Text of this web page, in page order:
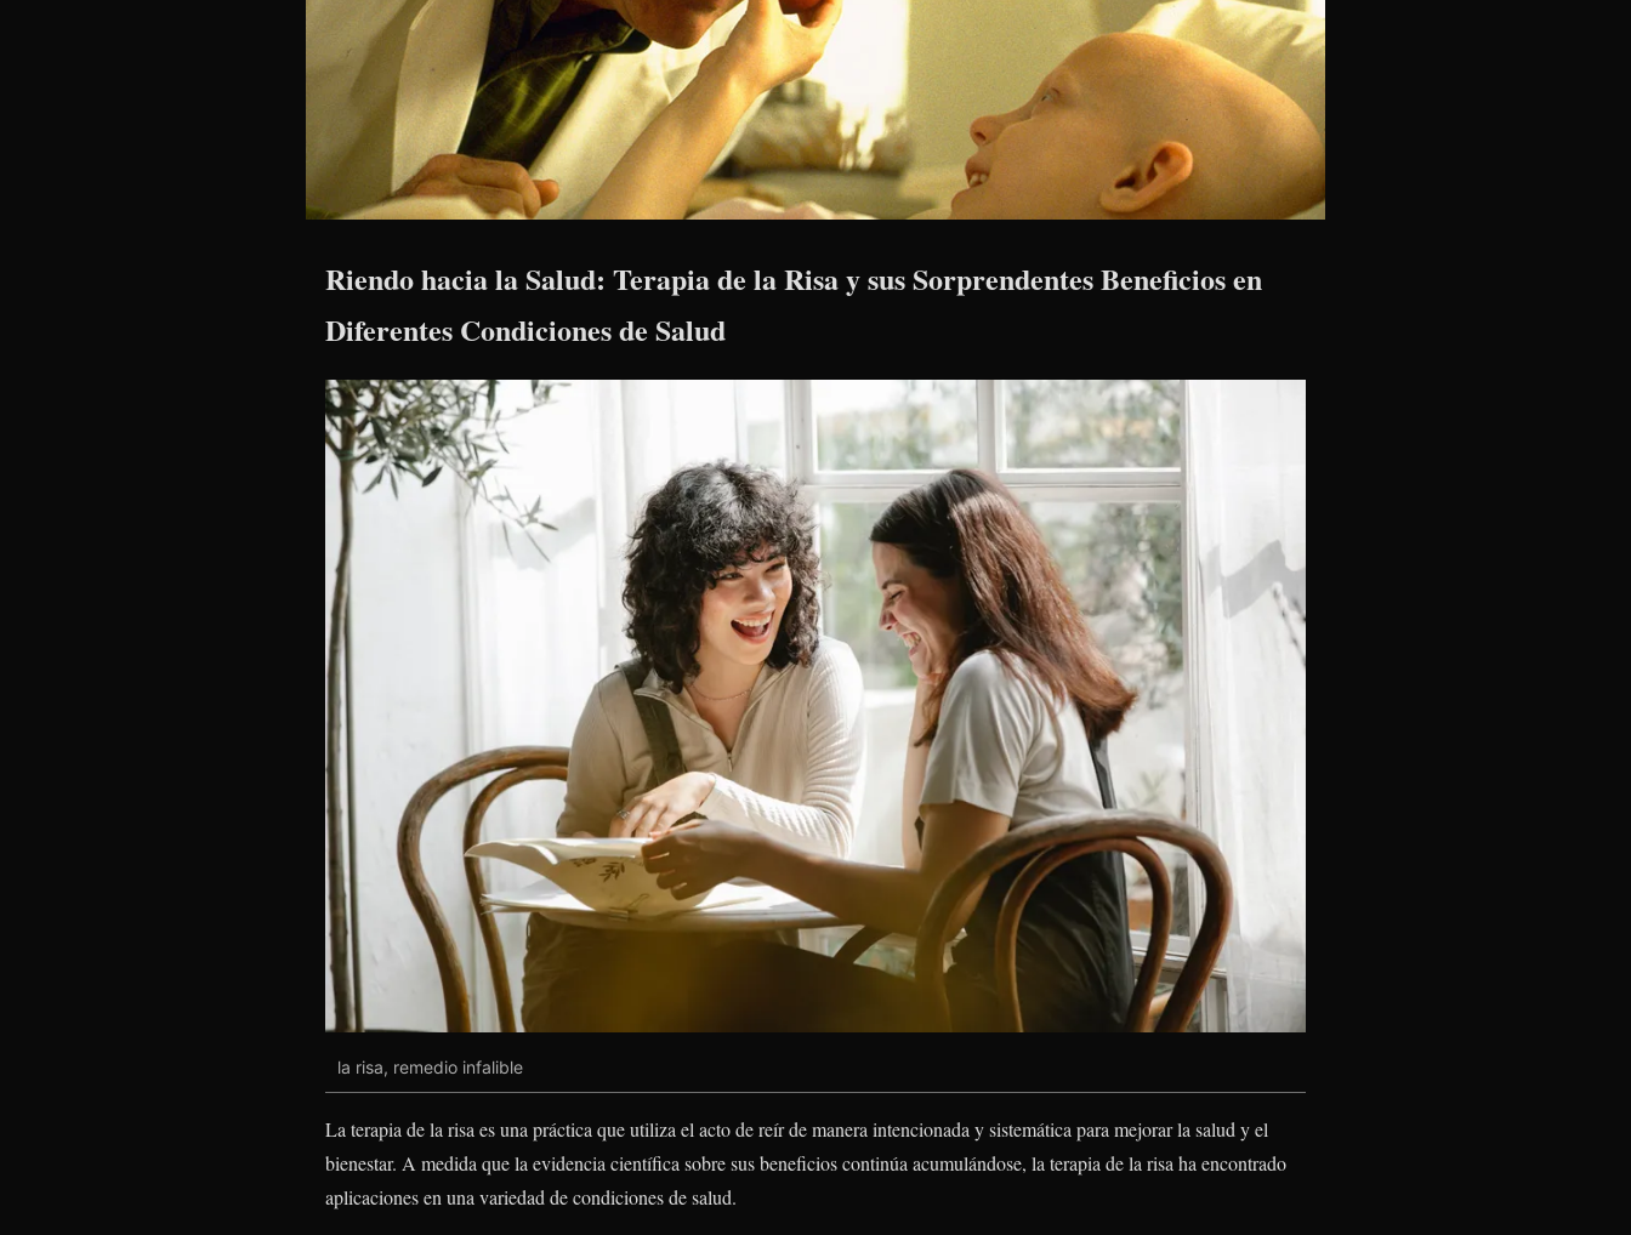
Riendo hacia la Salud: Terapia de la Risa y sus Sorprendentes Beneficios en
Diferentes Condiciones de Salud
la risa, remedio infalible
La terapia de la risa es una práctica que utiliza el acto de reír de manera intencionada y sistemática para mejorar la salud y el
bienestar. A medida que la evidencia científica sobre sus beneficios continúa acumulándose, la terapia de la risa ha encontrado
aplicaciones en una variedad de condiciones de salud.